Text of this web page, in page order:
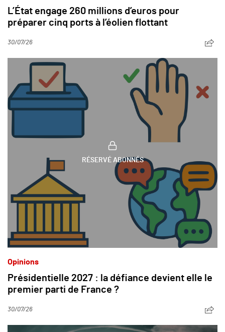
L’État engage 260 millions d’euros pour
préparer cinq ports à l’éolien flottant
30/07/26
RÉSERVÉ ABONNÉS
Opinions
Présidentielle 2027 : la défiance devient elle le
premier parti de France ?
30/07/26